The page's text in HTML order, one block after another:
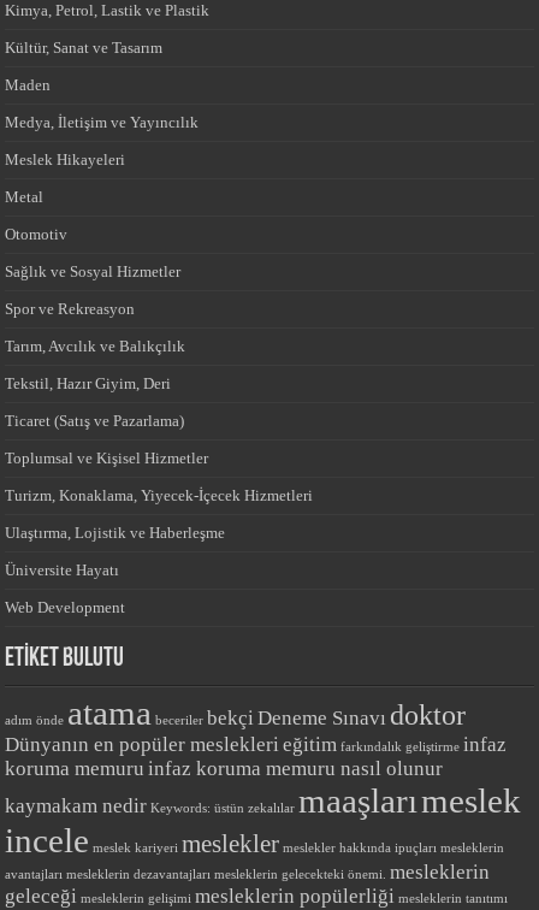
Kimya, Petrol, Lastik ve Plastik
Kültür, Sanat ve Tasarım
Maden
Medya, İletişim ve Yayıncılık
Meslek Hikayeleri
Metal
Otomotiv
Sağlık ve Sosyal Hizmetler
Spor ve Rekreasyon
Tarım, Avcılık ve Balıkçılık
Tekstil, Hazır Giyim, Deri
Ticaret (Satış ve Pazarlama)
Toplumsal ve Kişisel Hizmetler
Turizm, Konaklama, Yiyecek-İçecek Hizmetleri
Ulaştırma, Lojistik ve Haberleşme
Üniversite Hayatı
Web Development
ETİKET BULUTU
adım önde atama beceriler bekçiDeneme Sınavı doktor
Dünyanın en popüler mesleklerieğitim farkındalık geliştirme infaz
koruma memuru infaz koruma memuru nasıl olunur
kaymakam nedir Keywords: üstün zekalılar maaşlarımeslek
incele meslek kariyeri meslekler meslekler hakkında ipuçları mesleklerin
avantajları mesleklerin dezavantajları mesleklerin gelecekteki önemi.
mesleklerin
geleceği mesleklerin gelişimi mesleklerin popülerliği mesleklerin tanıtımı